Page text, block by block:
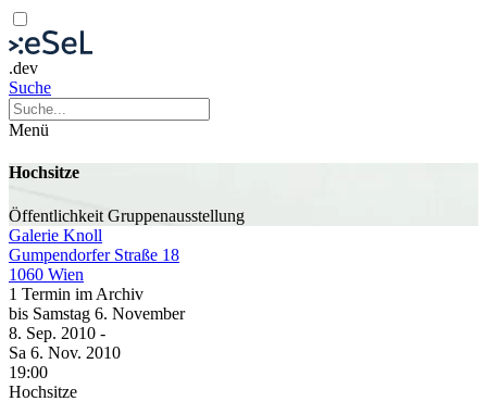
.dev
Suche
Menü
Hochsitze
Öffentlichkeit Gruppenausstellung
Galerie Knoll
Gumpendorfer Straße 18
1060 Wien
1 Termin im Archiv
bis Samstag 6. November
8. Sep. 2010 -
Sa 6. Nov. 2010
19:00
Hochsitze